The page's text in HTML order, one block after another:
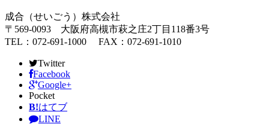
成合（せいごう）株式会社
〒569-0093 大阪府高槻市萩之庄2丁目118番3号
TEL：072-691-1000 FAX：072-691-1010
Twitter
Facebook
Google+
Pocket
B!はてブ
LINE